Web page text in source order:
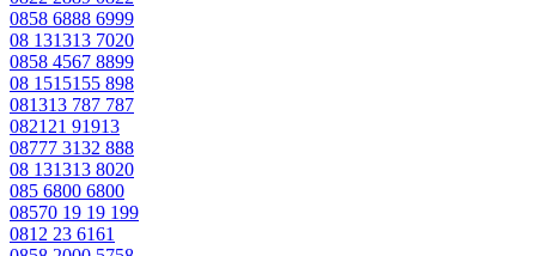
0858 6888 6999
08 131313 7020
0858 4567 8899
08 1515155 898
081313 787 787
082121 91913
08777 3132 888
08 131313 8020
085 6800 6800
08570 19 19 199
0812 23 6161